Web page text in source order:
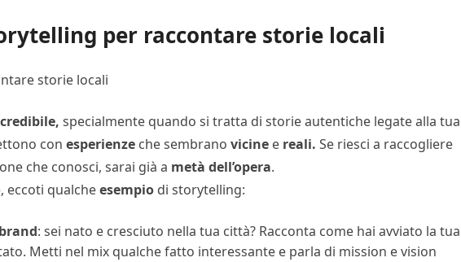
per raccontare storie locali
specialmente quando si tratta di storie autentiche legate alla tua
con esperienze che sembrano vicine e reali. Se riesci a raccogliere
che conosci, sarai già a metà dell’opera.
eccoti qualcheesempio di storytelling:
: sei nato e cresciuto nella tua città? Racconta come hai avviato la tua
Metti nel mix qualche fatto interessante e parla di mission e vision